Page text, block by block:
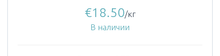
€18.50/кг
В наличии